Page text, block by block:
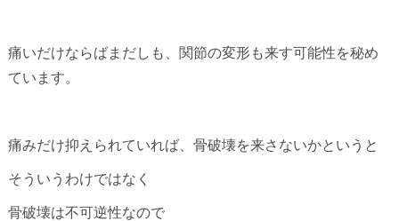
痛いだけならばまだしも、関節の変形も来す可能性を秘め
ています。
痛みだけ抑えられていれば、骨破壊を来さないかというと
そういうわけではなく
骨破壊は不可逆性なので